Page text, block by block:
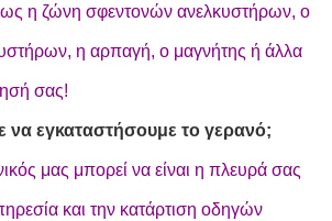
η ζώνη σφεντονών ανελκυστήρων, ο
η αρπαγή, ο μαγνήτης ή άλλα
σας!
εγκαταστήσουμε το γερανό;
μας μπορεί να είναι η πλευρά σας
και την κατάρτιση οδηγών